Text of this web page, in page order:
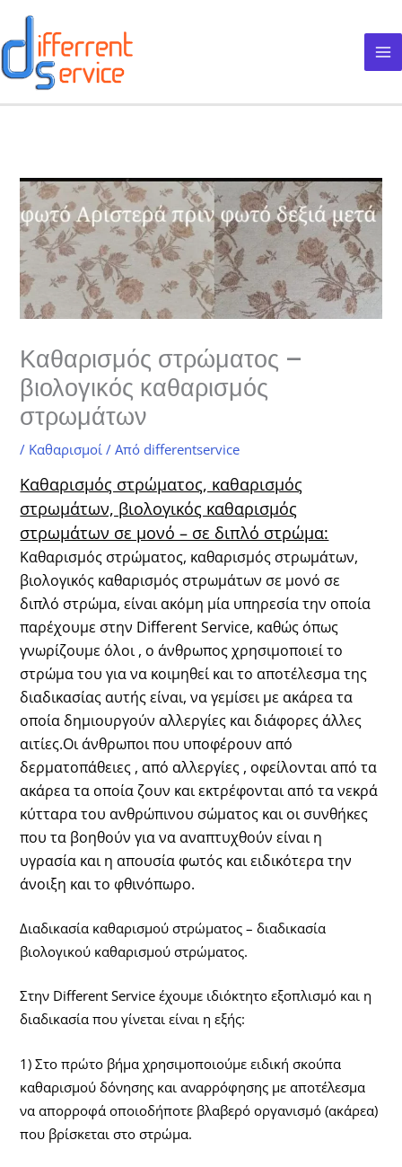
Μετάβαση
περιεχόμενο
Καθαρισμός στρώματος –
βιολογικός καθαρισμός
στρωμάτων
/ Καθαρισμοί / Από differentservice
Καθαρισμός στρώματος, καθαρισμός
στρωμάτων, βιολογικός καθαρισμός
στρωμάτων σε μονό – σε διπλό στρώμα:
Καθαρισμός στρώματος, καθαρισμός στρωμάτων,
βιολογικός καθαρισμός στρωμάτων σε μονό σε
διπλό στρώμα, είναι ακόμη μία υπηρεσία την οποία
παρέχουμε στην Different Service, καθώς όπως
γνωρίζουμε όλοι , ο άνθρωπος χρησιμοποιεί το
στρώμα του για να κοιμηθεί και το αποτέλεσμα της
διαδικασίας αυτής είναι, να γεμίσει με ακάρεα τα
οποία δημιουργούν αλλεργίες και διάφορες άλλες
αιτίες.Οι άνθρωποι που υποφέρουν από
δερματοπάθειες , από αλλεργίες , οφείλονται από τα
ακάρεα τα οποία ζουν και εκτρέφονται από τα νεκρά
κύτταρα του ανθρώπινου σώματος και οι συνθήκες
που τα βοηθούν για να αναπτυχθούν είναι η
υγρασία και η απουσία φωτός και ειδικότερα την
άνοιξη και το φθινόπωρο.
Διαδικασία καθαρισμού στρώματος – διαδικασία
βιολογικού καθαρισμού στρώματος.
Στην Different Service έχουμε ιδιόκτητο εξοπλισμό και η
διαδικασία που γίνεται είναι η εξής:
1) Στο πρώτο βήμα χρησιμοποιούμε ειδική σκούπα
καθαρισμού δόνησης και αναρρόφησης με αποτέλεσμα
να απορροφά οποιοδήποτε βλαβερό οργανισμό (ακάρεα)
που βρίσκεται στο στρώμα.